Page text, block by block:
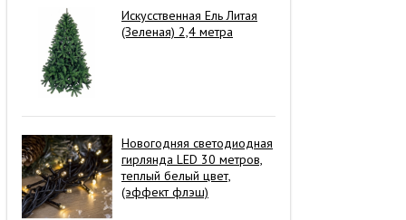
Искусственная Ель Литая
(Зеленая) 2,4 метра
Новогодняя светодиодная
гирлянда LED 30 метров,
теплый белый цвет,
(эффект флэш)